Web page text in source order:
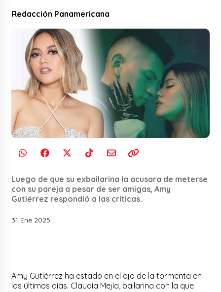
Redacción Panamericana
Luego de que su exbailarina la acusara de meterse
con su pareja a pesar de ser amigas, Amy
Gutiérrez respondió a las críticas.
31 Ene 2025
Amy Gutiérrez ha estado en el ojo de la tormenta en
los últimos días. Claudia Mejía, bailarina con la que